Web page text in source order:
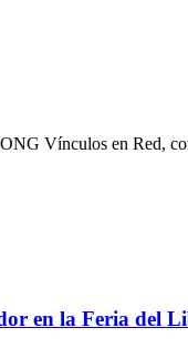
Vínculos en Red,
en la Feria del